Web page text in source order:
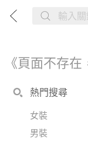
《頁面不存在
熱門搜尋
女裝
男裝